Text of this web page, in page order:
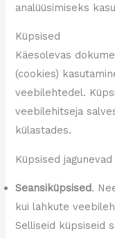
analüüsimiseks
Küpsised
Käesolevas
(cookies)
veebilehtedel.
veebilehitseja
külastades.
Küpsised
Seansiküpsised.
kui lahkute
Selliseid küpsiseid